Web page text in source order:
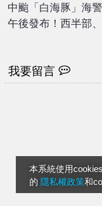
本系統使用
的 隱私權政策和
中颱「白海豚」海
午後發布！西半部
我要留言